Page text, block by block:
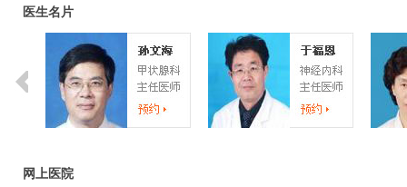
萎缩性胃炎
脊柱外科
剖腹产后要二胎
医生名片
网上医院